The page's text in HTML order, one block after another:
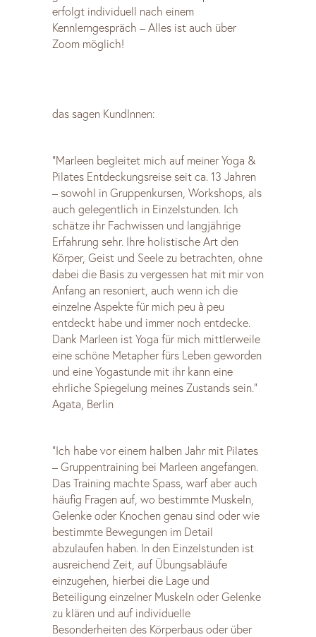
erfolgt individuell nach einem
Kennlerngespräch – Alles ist auch über
Zoom möglich!
das sagen KundInnen:
“Marleen begleitet mich auf meiner Yoga &
Pilates Entdeckungsreise seit ca. 13 Jahren
– sowohl in Gruppenkursen, Workshops, als
auch gelegentlich in Einzelstunden. Ich
schätze ihr Fachwissen und langjährige
Erfahrung sehr. Ihre holistische Art den
Körper, Geist und Seele zu betrachten, ohne
dabei die Basis zu vergessen hat mit mir von
Anfang an resoniert, auch wenn ich die
einzelne Aspekte für mich peu à peu
entdeckt habe und immer noch entdecke.
Dank Marleen ist Yoga für mich mittlerweile
eine schöne Metapher fürs Leben geworden
und eine Yogastunde mit ihr kann eine
ehrliche Spiegelung meines Zustands sein.”
Agata, Berlin
“Ich habe vor einem halben Jahr mit Pilates
– Gruppentraining bei Marleen angefangen.
Das Training machte Spass, warf aber auch
häufig Fragen auf, wo bestimmte Muskeln,
Gelenke oder Knochen genau sind oder wie
bestimmte Bewegungen im Detail
abzulaufen haben. In den Einzelstunden ist
ausreichend Zeit, auf Übungsabläufe
einzugehen, hierbei die Lage und
Beteiligung einzelner Muskeln oder Gelenke
zu klären und auf individuelle
Besonderheiten des Körperbaus oder über